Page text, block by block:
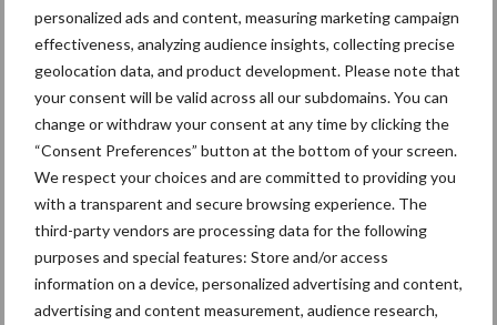
personalized ads and content, measuring marketing campaign
effectiveness, analyzing audience insights, collecting precise
geolocation data, and product development. Please note that
your consent will be valid across all our subdomains. You can
change or withdraw your consent at any time by clicking the
“Consent Preferences” button at the bottom of your screen.
We respect your choices and are committed to providing you
with a transparent and secure browsing experience. The
third-party vendors are processing data for the following
purposes and special features: Store and/or access
information on a device, personalized advertising and content,
advertising and content measurement, audience research,
ForFarmers ziet volume en
marktaandeel groeien in
krimpende Nederlandse
markt
Themapagina's
Diergezondheid Bemesting Fokkerij